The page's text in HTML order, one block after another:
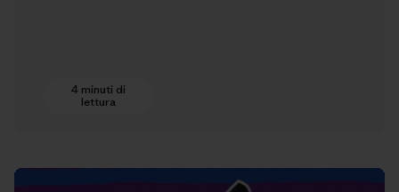
4 minuti di
lettura